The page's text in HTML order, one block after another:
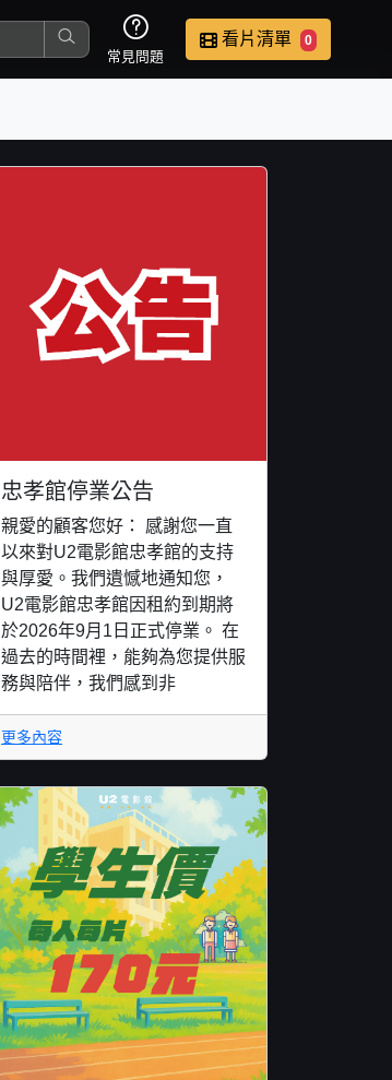
常見問題
看片清單 0
去敲定看片時間
忠孝館停業公告
親愛的顧客您好： 感謝您一直
以來對U2電影館忠孝館的支持
與厚愛。我們遺憾地通知您，
U2電影館忠孝館因租約到期將
於2026年9月1日正式停業。 在
過去的時間裡，能夠為您提供服
務與陪伴，我們感到非
更多內容